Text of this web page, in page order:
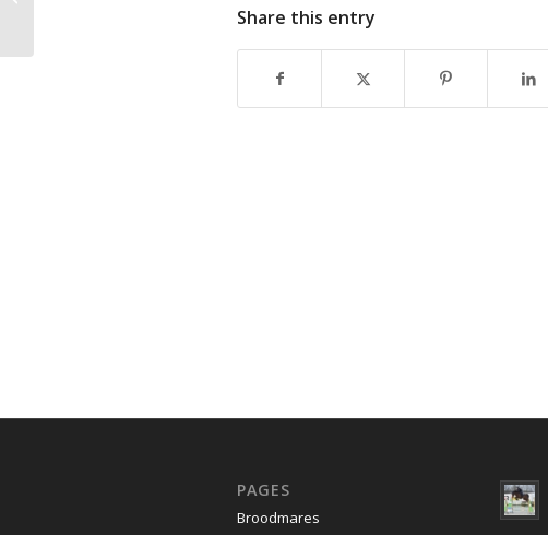
Share this entry
PAGES
Broodmares